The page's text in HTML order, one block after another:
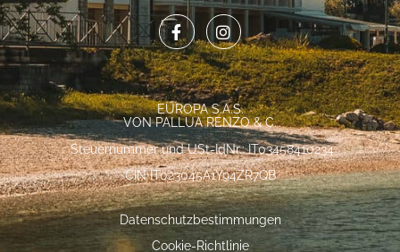
EUROPA S.A.S.
VON PALLUA RENZO & C.
Steuernummer und USt-IdNr.: IT03458410234
CIN IT023045A1Y94ZR7QB
Datenschutzbestimmungen
Cookie-Richtlinie